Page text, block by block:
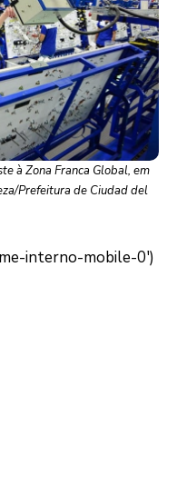
à Zona Franca Global, em
Prefeitura de Ciudad del